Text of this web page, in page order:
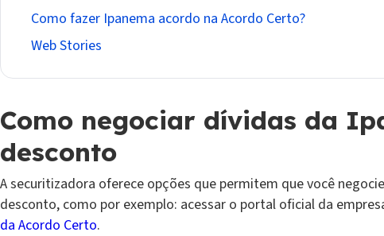
Como fazer Ipanema acordo na Acordo Certo?
Web Stories
Como negociar dívidas da
desconto
A securitizadora oferece opções que permitem que você
desconto, como por exemplo: acessar o portal oficial da
da Acordo Certo.